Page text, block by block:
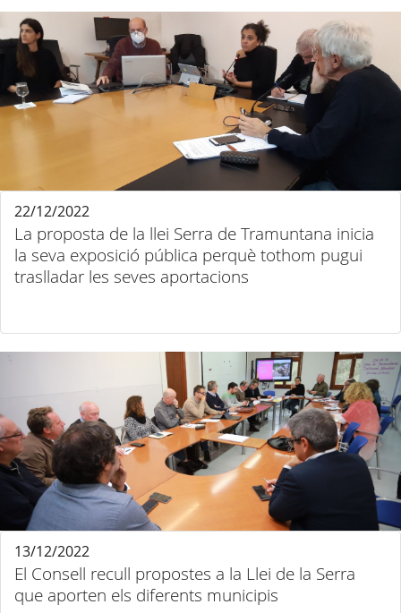
La proposta de la llei Serra de Tramuntana inicia
la seva exposició pública perquè tothom pugui
traslladar les seves aportacions
22/12/2022
El Consell recull propostes a la Llei de la Serra
que aporten els diferents municipis
13/12/2022